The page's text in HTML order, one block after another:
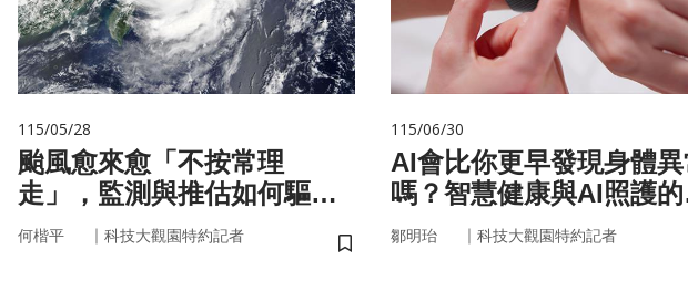
115/05/28
颱風愈來愈「不按常理
走」，監測與推估如何驅動
防災決策？
何楷平 ｜ 科技大觀園特約記者
儲存書籤
115/06/30
AI會比你更早發現身體異
嗎？智慧健康與AI照護的
來
鄒明珆 ｜ 科技大觀園特約記者